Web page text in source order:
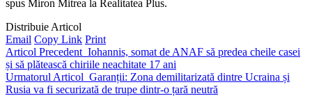
spus Miron Mitrea la Realitatea Plus.
Distribuie Articol
Email Copy Link Print
Articol Precedent Iohannis, somat de ANAF să predea cheile casei
și să plătească chiriile neachitate 17 ani
Urmatorul Articol Garanții: Zona demilitarizată dintre Ucraina și
Rusia va fi securizată de trupe dintr-o țară neutră